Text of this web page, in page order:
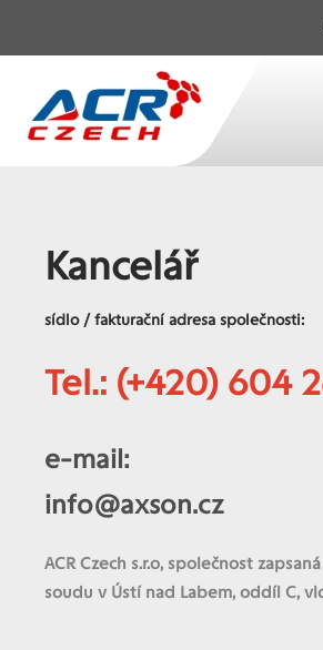
Přejít na hlavní obsah
Kancelář
sídlo / fakturační adresa společnosti:
Tel.: (+420) 604
e-mail:
info@axson.cz
ACR Czech s.r.o, společnost
soudu v Ústí nad Labem, oddíl C,